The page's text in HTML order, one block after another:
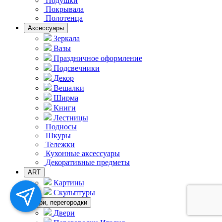
Покрывала
Полотенца
Аксессуары
Зеркала
Вазы
Праздничное оформление
Подсвечники
Декор
Вешалки
Ширма
Книги
Лестницы
Подносы
Шкуры
Тележки
Кухонные аксессуары
Декоративные предметы
ART
Картины
Скульптуры
Двери, перегородки
Двери